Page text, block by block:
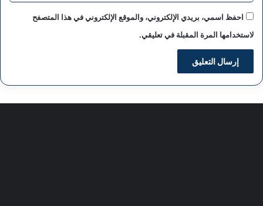
احفظ اسمي، بريدي الإلكتروني، والموقع الإلكتروني في هذا المتصفح
لاستخدامها المرة المقبلة في تعليقي.